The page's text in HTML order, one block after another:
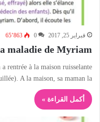
فبراير 25, 2017 0 65٬863
maladie de Myriam
rentrée à la maison ruisselante
A la maison, sa maman la…
أكمل القراءة »